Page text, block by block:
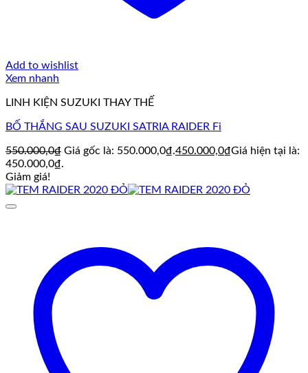
Add to wishlist
Xem nhanh
LINH KIỆN SUZUKI THAY THẾ
BỐ THẮNG SAU SUZUKI SATRIA RAIDER Fi
550.000,0₫ Giá gốc là: 550.000,0₫.450.000,0₫Giá hiện tại là:
450.000,0₫.
Giảm giá!